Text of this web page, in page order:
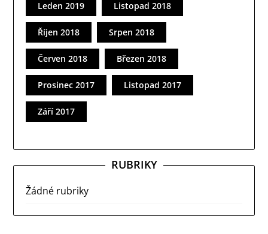
Leden 2019 Listopad 2018
Říjen 2018 Srpen 2018
Červen 2018 Březen 2018
Prosinec 2017 Listopad 2017
Září 2017
RUBRIKY
Žádné rubriky